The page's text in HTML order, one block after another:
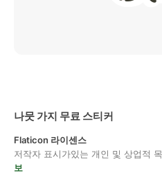
나뭇 가지 무료 스티커
Flaticon 라이센스
저작자 표시가있는 개인 및 상업적
보